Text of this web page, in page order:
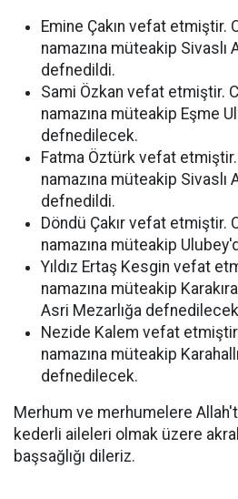
Emine Çakın vefat etmiştir.
namazına müteakip Sivaslı
defnedildi.
Sami Özkan vefat etmiştir.
namazına müteakip Eşme
defnedilecek.
Fatma Öztürk vefat
namazına müteakip Sivaslı
defnedildi.
Döndü Çakır vefat etmiştir.
namazına müteakip
Yıldız Ertaş Kesgin vefat
namazına müteakip
Asri Mezarlığa
Nezide Kalem vefat
namazına müteakip
defnedilecek.
Merhum ve merhumelere
kederli aileleri olmak üzere
başsağlığı dileriz.